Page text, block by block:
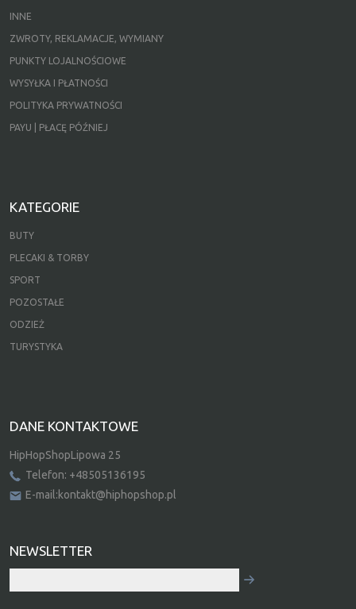
INNE
ZWROTY, REKLAMACJE, WYMIANY
PUNKTY LOJALNOŚCIOWE
WYSYŁKA I PŁATNOŚCI
POLITYKA PRYWATNOŚCI
PAYU | PŁACĘ PÓŹNIEJ
KATEGORIE
BUTY
PLECAKI & TORBY
SPORT
POZOSTAŁE
ODZIEŻ
TURYSTYKA
DANE KONTAKTOWE
HipHopShopLipowa 25
Telefon: +48505136195
E-mail:kontakt@hiphopshop.pl
NEWSLETTER